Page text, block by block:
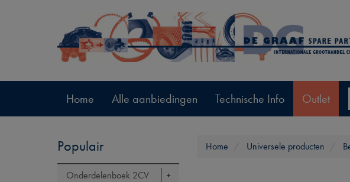
Home Alle aanbiedingen Technische Info Outlet
Populair
Onderdelenboek 2CV
Home Universele producten